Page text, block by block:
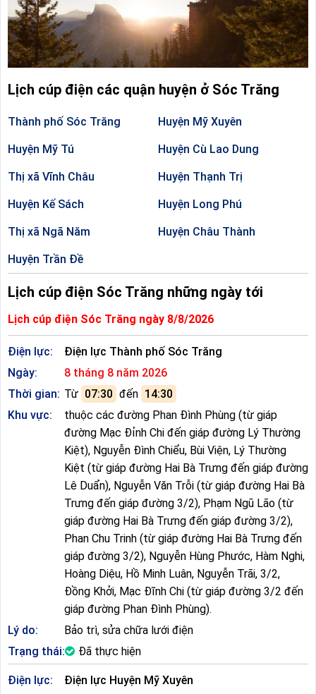
Lịch cúp điện các quận huyện ở Sóc Trăng
Thành phố Sóc Trăng Huyện Mỹ Xuyên
Huyện Mỹ Tú Huyện Cù Lao Dung
Thị xã Vĩnh Châu Huyện Thạnh Trị
Huyện Kế Sách Huyện Long Phú
Thị xã Ngã Năm Huyện Châu Thành
Huyện Trần Đề
Lịch cúp điện Sóc Trăng những ngày tới
Lịch cúp điện Sóc Trăng ngày 8/8/2026
Điện lực:
Điện lực Thành phố Sóc Trăng
Ngày:
8 tháng 8 năm 2026
Thời gian: Từ 07:30 đến 14:30
Khu vực:
thuộc các đường Phan Đình Phùng (từ giáp
đường Mạc Đỉnh Chi đến giáp đường Lý Thường
Kiệt), Nguyễn Đình Chiểu, Bùi Viện, Lý Thường
Kiệt (từ giáp đường Hai Bà Trưng đến giáp đường
Lê Duẩn), Nguyễn Văn Trỗi (từ giáp đường Hai Bà
Trưng đến giáp đường 3/2), Phạm Ngũ Lão (từ
giáp đường Hai Bà Trưng đến giáp đường 3/2),
Phan Chu Trinh (từ giáp đường Hai Bà Trưng đến
giáp đường 3/2), Nguyễn Hùng Phước, Hàm Nghi,
Hoàng Diệu, Hồ Minh Luân, Nguyễn Trãi, 3/2,
Đồng Khởi, Mạc Đĩnh Chi (từ giáp đường 3/2 đến
giáp đường Phan Đình Phùng).
Lý do:
Bảo trì, sửa chữa lưới điện
Trạng thái:
Đã thực hiện
Điện lực:
Điện lực Huyện Mỹ Xuyên